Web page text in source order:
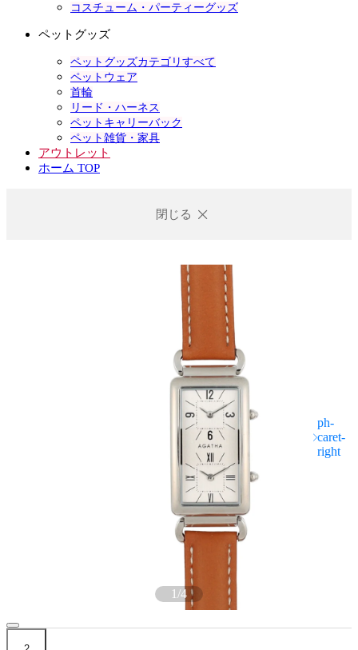
コスチューム・パーティーグッズ
ペットグッズ
ペットグッズカテゴリすべて
ペットウェア
首輪
リード・ハーネス
ペットキャリーバック
ペット雑貨・家具
アウトレット
ホーム TOP
閉じる
1/4